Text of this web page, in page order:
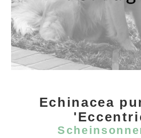
Echinacea